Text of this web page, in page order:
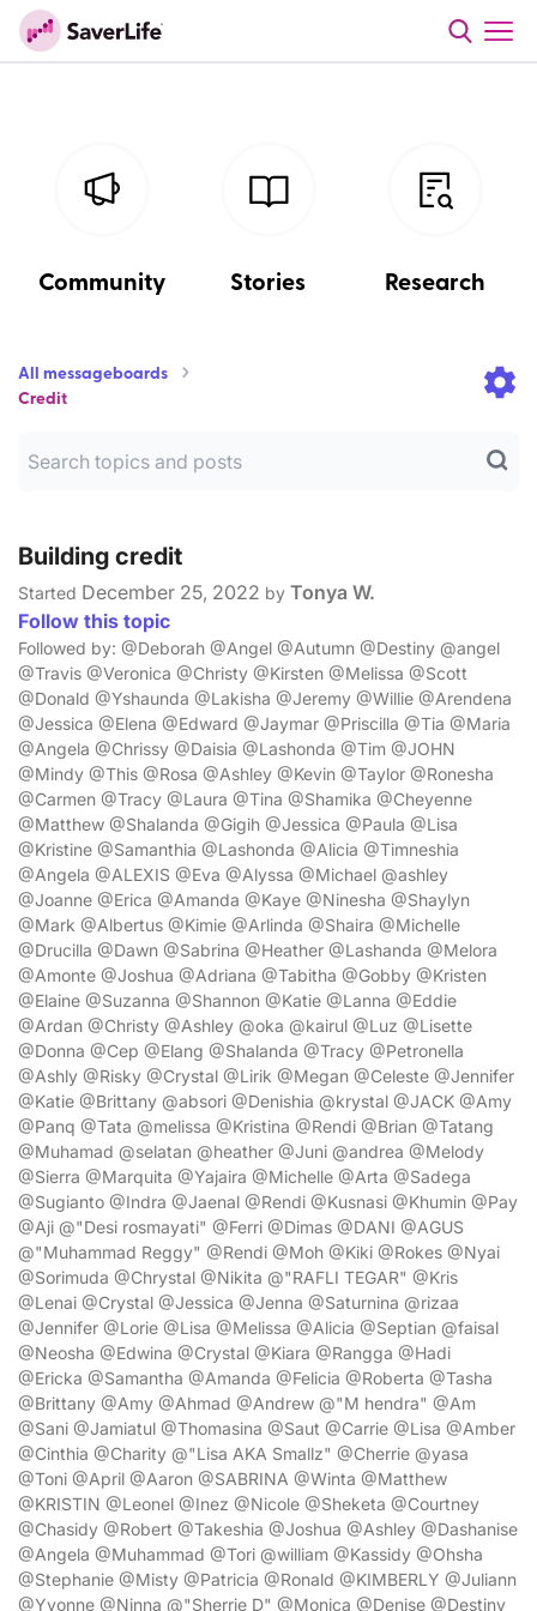
Community Stories Research
All messageboards
Credit
Building credit
Started December 25, 2022 by Tonya W.
Follow this topic
Followed by: @Deborah @Angel @Autumn @Destiny @angel
@Travis @Veronica @Christy @Kirsten @Melissa @Scott
@Donald @Yshaunda @Lakisha @Jeremy @Willie @Arendena
@Jessica @Elena @Edward @Jaymar @Priscilla @Tia @Maria
@Angela @Chrissy @Daisia @Lashonda @Tim @JOHN
@Mindy @This @Rosa @Ashley @Kevin @Taylor @Ronesha
@Carmen @Tracy @Laura @Tina @Shamika @Cheyenne
@Matthew @Shalanda @Gigih @Jessica @Paula @Lisa
@Kristine @Samanthia @Lashonda @Alicia @Timneshia
@Angela @ALEXIS @Eva @Alyssa @Michael @ashley
@Joanne @Erica @Amanda @Kaye @Ninesha @Shaylyn
@Mark @Albertus @Kimie @Arlinda @Shaira @Michelle
@Drucilla @Dawn @Sabrina @Heather @Lashanda @Melora
@Amonte @Joshua @Adriana @Tabitha @Gobby @Kristen
@Elaine @Suzanna @Shannon @Katie @Lanna @Eddie
@Ardan @Christy @Ashley @oka @kairul @Luz @Lisette
@Donna @Cep @Elang @Shalanda @Tracy @Petronella
@Ashly @Risky @Crystal @Lirik @Megan @Celeste @Jennifer
@Katie @Brittany @absori @Denishia @krystal @JACK @Amy
@Panq @Tata @melissa @Kristina @Rendi @Brian @Tatang
@Muhamad @selatan @heather @Juni @andrea @Melody
@Sierra @Marquita @Yajaira @Michelle @Arta @Sadega
@Sugianto @Indra @Jaenal @Rendi @Kusnasi @Khumin @Pay
@Aji @"Desi rosmayati" @Ferri @Dimas @DANI @AGUS
@"Muhammad Reggy" @Rendi @Moh @Kiki @Rokes @Nyai
@Sorimuda @Chrystal @Nikita @"RAFLI TEGAR" @Kris
@Lenai @Crystal @Jessica @Jenna @Saturnina @rizaa
@Jennifer @Lorie @Lisa @Melissa @Alicia @Septian @faisal
@Neosha @Edwina @Crystal @Kiara @Rangga @Hadi
@Ericka @Samantha @Amanda @Felicia @Roberta @Tasha
@Brittany @Amy @Ahmad @Andrew @"M hendra" @Am
@Sani @Jamiatul @Thomasina @Saut @Carrie @Lisa @Amber
@Cinthia @Charity @"Lisa AKA Smallz" @Cherrie @yasa
@Toni @April @Aaron @SABRINA @Winta @Matthew
@KRISTIN @Leonel @Inez @Nicole @Sheketa @Courtney
@Chasidy @Robert @Takeshia @Joshua @Ashley @Dashanise
@Angela @Muhammad @Tori @william @Kassidy @Ohsha
@Stephanie @Misty @Patricia @Ronald @KIMBERLY @Juliann
@Yvonne @Ninna @"Sherrie D" @Monica @Denise @Destiny